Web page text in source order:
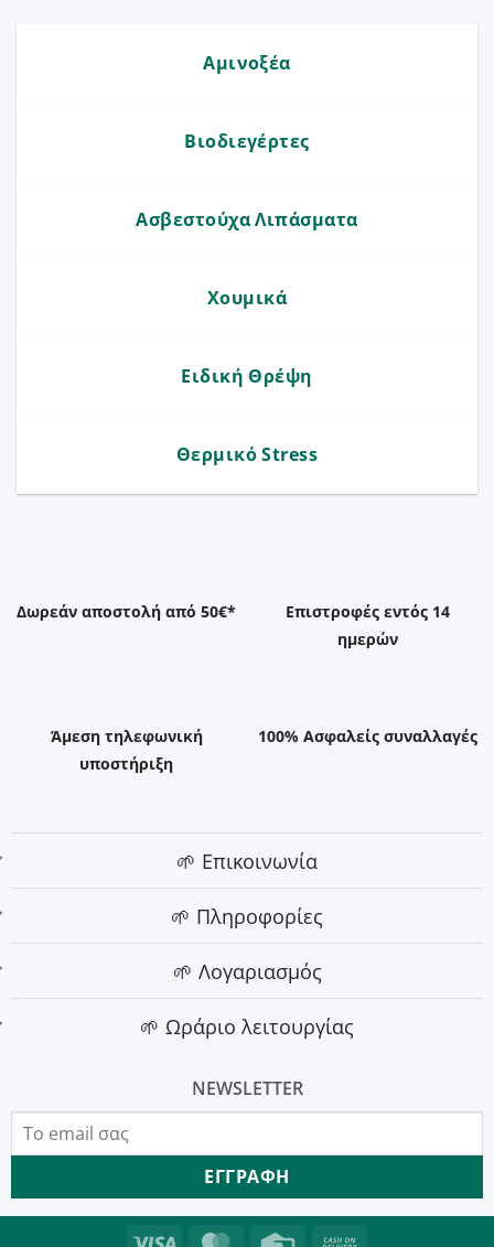
Αμινοξέα
Βιοδιεγέρτες
Ασβεστούχα Λιπάσματα
Χουμικά
Ειδική Θρέψη
Θερμικό Stress
Δωρεάν αποστολή από 50€*
Επιστροφές εντός 14
ημερών
Άμεση τηλεφωνική
υποστήριξη
100% Ασφαλείς συναλλαγές
🌱 Επικοινωνία
🌱 Πληροφορίες
🌱 Λογαριασμός
🌱 Ωράριο λειτουργίας
NEWSLETTER
Visa MasterCard
Credit